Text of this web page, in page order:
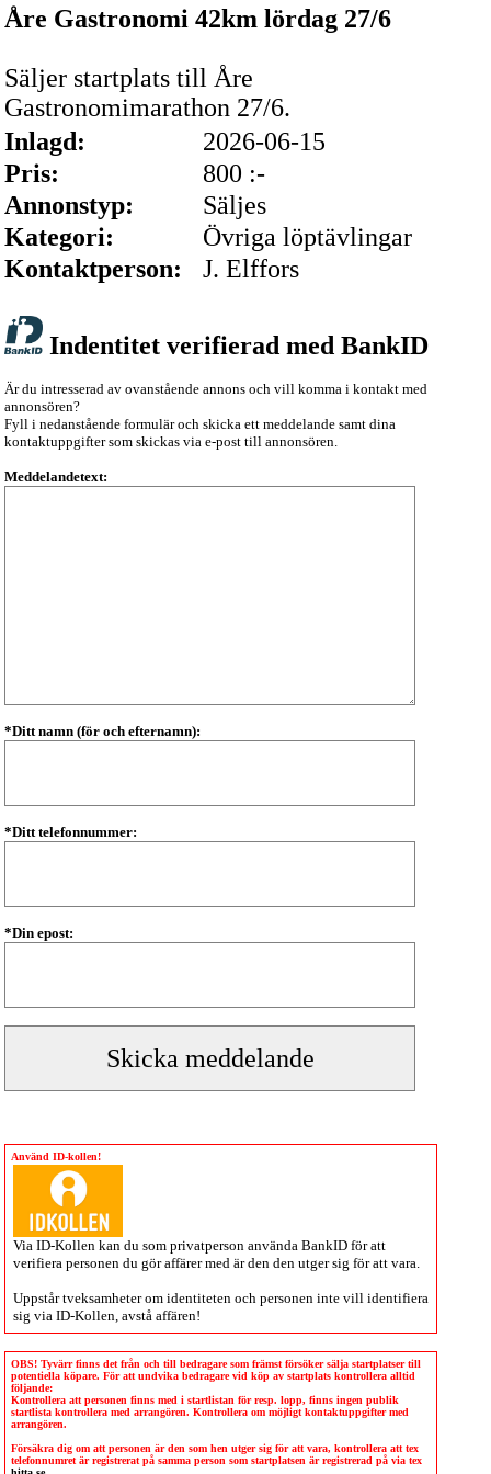
Åre Gastronomi 42km lördag 27/6
Säljer startplats till Åre
Gastronomimarathon 27/6.
Inlagd:
2026-06-15
Pris:
800 :-
Annonstyp:
Säljes
Kategori:
Övriga löptävlingar
Kontaktperson:
J. Elffors
Indentitet verifierad med BankID
Är du intresserad av ovanstående annons och vill komma i kontakt med
annonsören?
Fyll i nedanstående formulär och skicka ett meddelande samt dina
kontaktuppgifter som skickas via e-post till annonsören.
Meddelandetext:
*Ditt namn (för och efternamn):
*Ditt telefonnummer:
*Din epost:
Använd ID-kollen!
Via ID-Kollen kan du som privatperson använda BankID för att
verifiera personen du gör affärer med är den den utger sig för att vara.
Uppstår tveksamheter om identiteten och personen inte vill identifiera
sig via ID-Kollen , avstå affären!
OBS! Tyvärr finns det från och till bedragare som främst försöker sälja startplatser till
potentiella köpare. För att undvika bedragare vid köp av startplats kontrollera alltid
följande:
Kontrollera att personen finns med i startlistan för resp. lopp, finns ingen publik
startlista kontrollera med arrangören. Kontrollera om möjligt kontaktuppgifter med
arrangören.
Försäkra dig om att personen är den som hen utger sig för att vara, kontrollera att tex
telefonnumret är registrerat på samma person som startplatsen är registrerad på via tex